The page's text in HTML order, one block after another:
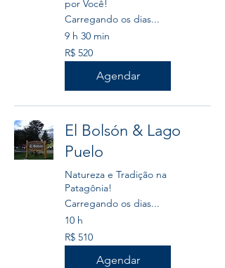
por Você!
Carregando os dias...
9 h 30 min
520
Reais
brasileiros
R$ 520
Agendar
El Bolsón & Lago
Puelo
Natureza e Tradição na
Patagônia!
Carregando os dias...
10 h
510
Reais
brasileiros
R$ 510
Agendar